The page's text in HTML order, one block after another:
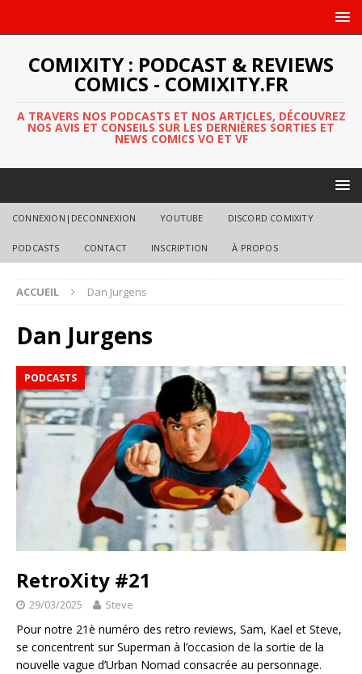
COMIXITY : PODCAST & REVIEWS
COMICS - COMIXITY.FR
A TRAVERS NOS PODCASTS ET NOS ARTICLES, DÉCOUVREZ
NOS AVIS ET CONSEILS SUR LES DERNIÈRES SORTIES ET
NEWS COMICS VO ET VF
CONNEXION|DECONNEXION YOUTUBE DISCORD COMIXITY
PODCASTS CONTACT INSCRIPTION À PROPOS
ACCUEIL Dan Jurgens
Dan Jurgens
PODCASTS
RetroXity #21
29/03/2025 Steve
Pour notre 21è numéro des retro reviews, Sam, Kael et Steve,
se concentrent sur Superman à l’occasion de la sortie de la
nouvelle vague d’Urban Nomad consacrée au personnage.